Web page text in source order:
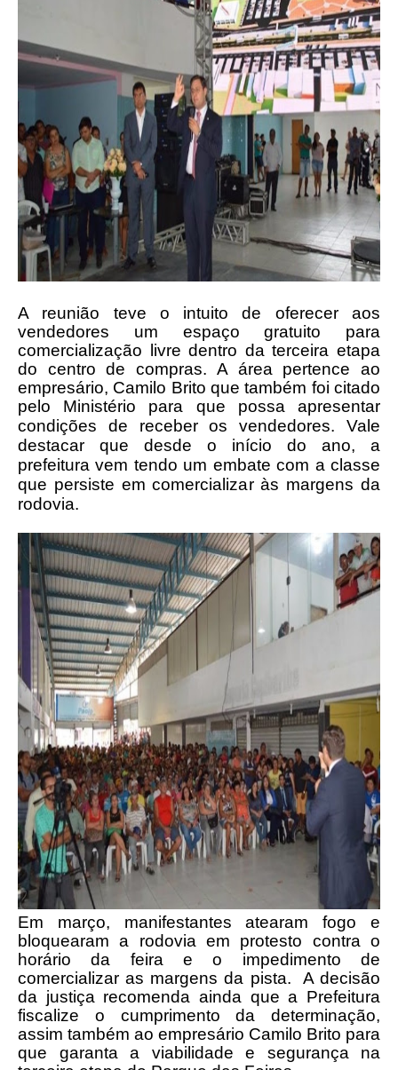
A reunião teve o intuito de oferecer aos
vendedores um espaço gratuito para
comercialização livre dentro da terceira etapa
do centro de compras. A área pertence ao
empresário, Camilo Brito que também foi citado
pelo Ministério para que possa apresentar
condições de receber os vendedores. Vale
destacar que desde o início do ano, a
prefeitura vem tendo um embate com a classe
que persiste em comercializar às margens da
rodovia.
Em março, manifestantes atearam fogo e
bloquearam a rodovia em protesto contra o
horário da feira e o impedimento de
comercializar as margens da pista. A decisão
da justiça recomenda ainda que a Prefeitura
fiscalize o cumprimento da determinação,
assim também ao empresário Camilo Brito para
que garanta a viabilidade e segurança na